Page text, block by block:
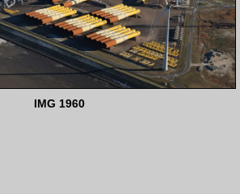
IMG 1960